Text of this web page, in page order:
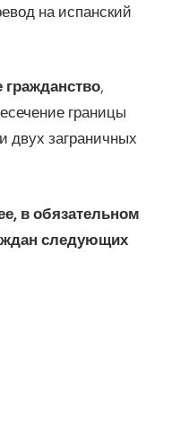
на испанский
гражданство,
границы
двух заграничных
в обязательном
следующих